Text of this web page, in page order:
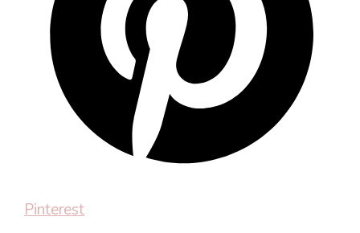
Pinterest